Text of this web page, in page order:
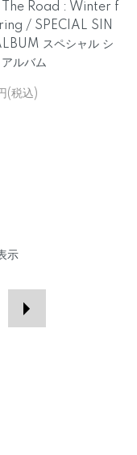
The Road : Winter f
/ SPECIAL SIN
スペシャル シ
ルバム
(税込)
示